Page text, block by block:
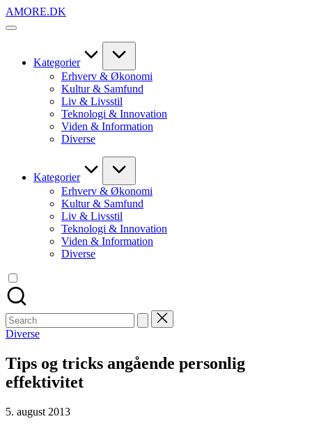
Skip
to
AMORE.DK
For
Kategorier
Erhverv & Økonomi
Kultur & Samfund
Liv & Livsstil
Teknologi & Innovation
Viden & Information
Diverse
Kategorier
Erhverv & Økonomi
Kultur & Samfund
Liv & Livsstil
Teknologi & Innovation
Viden & Information
Diverse
Search
for:
Posted
Diverse
Tips og tricks angående personlig
effektivitet
5. august 2013